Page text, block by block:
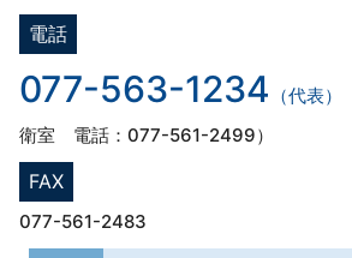
電話
077-563-1234 （代表）
衛室 電話：077-561-2499）
FAX
077-561-2483